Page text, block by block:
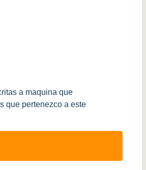
a maquina que
que pertenezco a este